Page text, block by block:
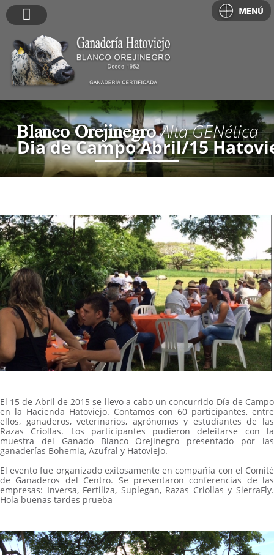
Blanco OrejinegroAltaGENética
Dia de Campo Abril/15
El 15 de Abril de 2015 se llevo a cabo un concurrido Día de Campo
en la Hacienda Hatoviejo. Contamos con 60 participantes, entre
ellos, ganaderos, veterinarios, agrónomos y estudiantes de las
Razas Criollas. Los participantes pudieron deleitarse con la
muestra del Ganado Blanco Orejinegro presentado por las
ganaderías Bohemia, Azufral y Hatoviejo.
El evento fue organizado exitosamente en compañía con el Comité
de Ganaderos del Centro. Se presentaron conferencias de las
empresas: Inversa, Fertiliza, Suplegan, Razas Criollas y SierraFly.
Hola buenas tardes prueba